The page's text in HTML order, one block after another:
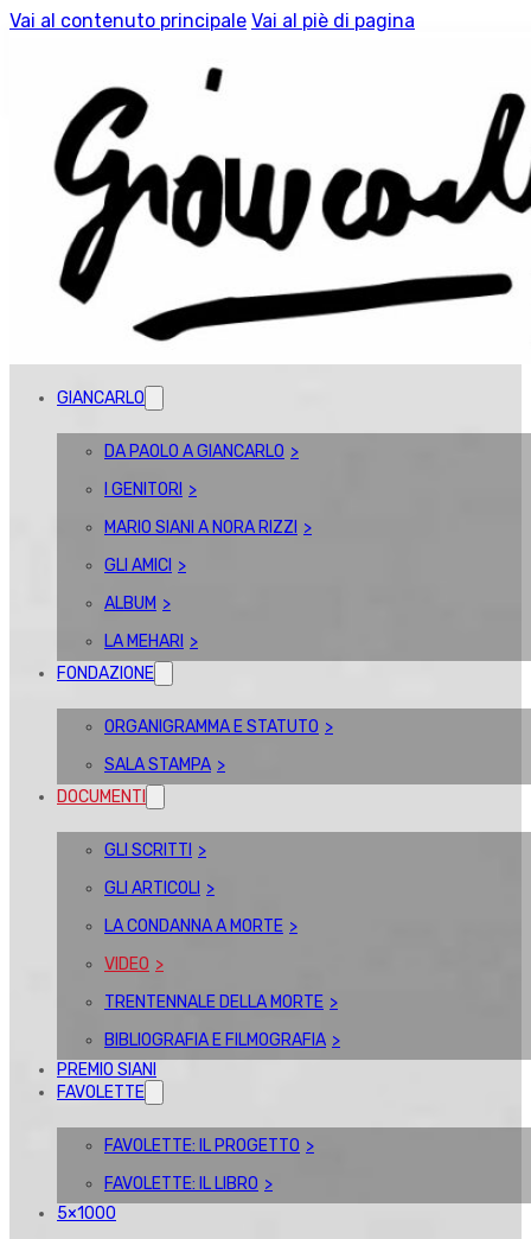
Vai al contenuto principale Vai al piè di pagina
GIANCARLO
DA PAOLO A GIANCARLO
I GENITORI
MARIO SIANI A NORA RIZZI
GLI AMICI
ALBUM
LA MEHARI
FONDAZIONE
ORGANIGRAMMA E STATUTO
SALA STAMPA
DOCUMENTI
GLI SCRITTI
GLI ARTICOLI
LA CONDANNA A MORTE
VIDEO
TRENTENNALE DELLA MORTE
BIBLIOGRAFIA E FILMOGRAFIA
PREMIO SIANI
FAVOLETTE
FAVOLETTE: IL PROGETTO
FAVOLETTE: IL LIBRO
5×1000